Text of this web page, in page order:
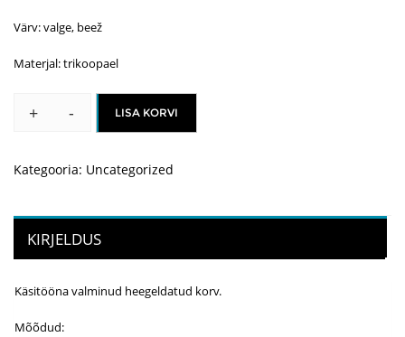
Värv: valge, beež
Materjal: trikoopael
+
Heegeldatud
kogus
- LISA KORVI
Kategooria: Uncategorized
KIRJELDUS
Käsitööna valminud heegeldatud korv.
Mõõdud: